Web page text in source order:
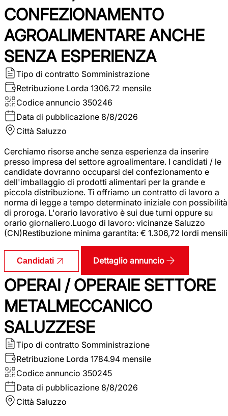
CONFEZIONAMENTO
AGROALIMENTARE ANCHE
SENZA ESPERIENZA
Tipo di contratto Somministrazione
Retribuzione Lorda 1306.72 mensile
Codice annuncio 350246
Data di pubblicazione 8/8/2026
Città Saluzzo
Cerchiamo risorse anche senza esperienza da inserire
presso impresa del settore agroalimentare. I candidati / le
candidate dovranno occuparsi del confezionamento e
dell'imballaggio di prodotti alimentari per la grande e
piccola distribuzione. Ti offriamo un contratto di lavoro a
norma di legge a tempo determinato iniziale con possibilità
di proroga. L'orario lavorativo è sui due turni oppure su
orario giornaliero.Luogo di lavoro: vicinanze Saluzzo
(CN)Restibuzione minima garantita: € 1.306,72 lordi mensili
Candidati Dettaglio annuncio
OPERAI / OPERAIE SETTORE
METALMECCANICO
SALUZZESE
Tipo di contratto Somministrazione
Retribuzione Lorda 1784.94 mensile
Codice annuncio 350245
Data di pubblicazione 8/8/2026
Città Saluzzo